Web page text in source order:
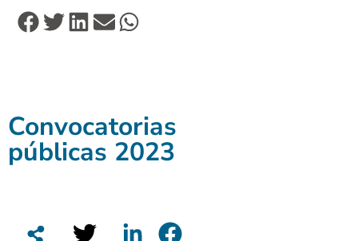
Convocatorias
públicas 2023